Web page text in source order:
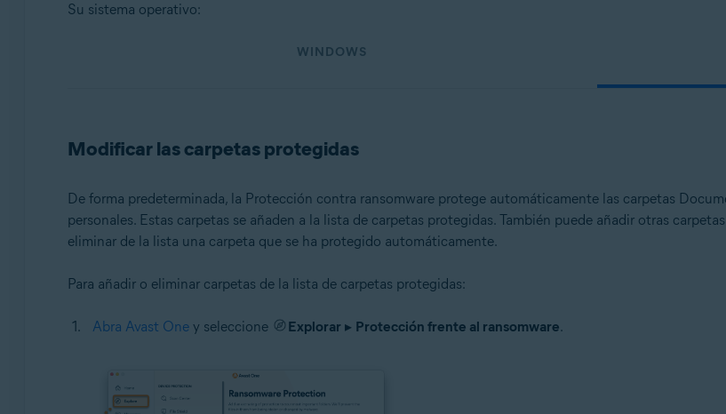
Avast One 24.x para Mac
Microsoft Windows 8/Pro/Enterprise - 32 o 64 bits
Microsoft Windows 7 Home Basic/Home Premium/Professional/Enterprise/Ultimate - Service Pack 1 con
Apple macOS 14.x (Sonoma)
Apple macOS 13.x (Ventura)
Apple macOS 12.x (Monterey)
Apple macOS 10.15.x (Catalina)
Apple macOS 10.13.x (High Sierra)
Su sistema operativo:
WINDOWS
Modificar las carpetas protegidas
De forma predeterminada, la Protección contra ransomware protege automáticamente las carpetas
personales. Estas carpetas se añaden a la lista de carpetas protegidas. También puede añadir otras
eliminar de la lista una carpeta que se ha protegido automáticamente.
Para añadir o eliminar carpetas de la lista de carpetas protegidas:
Abra Avast Oney seleccione Explorar ▸ Protección frente al ransomware.